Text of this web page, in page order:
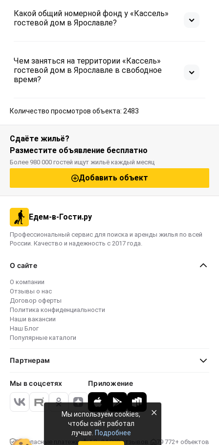
Какой общий номерной фонд у «Кассель»
гостевой дом в Ярославле?
Чем заняться на территории «Кассель»
гостевой дом в Ярославле в свободное
время?
Количество просмотров объекта: 2483
Сдаёте жильё?
Разместите объявление бесплатно
Более 980 000 гостей ищут жильё каждый месяц
Добавить объект
Едем-в-Гости.ру
Профессиональный сервис для поиска и аренды жилья по всей
России. Качество и надежность с 2017 года.
О сайте
О компании
Отзывы о нас
Договор оферты
Политика конфиденциальности
Наши вакансии
Наш Блог
Популярные каталоги
Партнерам
Мы в соцсетях Приложение
Безопасные платежи 4.8 · 24 000 отзывов 79 772+ объектов
Мы используем cookies,
чтобы сайт работал
лучше. Подробнее
×